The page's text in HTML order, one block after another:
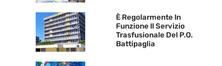
È Regolarmente In
Funzione Il Servizio
Trasfusionale Del P.O.
Battipaglia